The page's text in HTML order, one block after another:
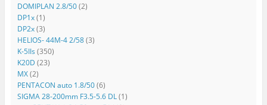
DOMIPLAN 2.8/50(2)
DP1x(1)
DP2x(3)
HELIOS- 44M-4 2/58(3)
K-5IIs (350)
K20D (23)
MX(2)
PENTACON auto 1.8/50(6)
SIGMA 28-200mm F3.5-5.6 DL(1)